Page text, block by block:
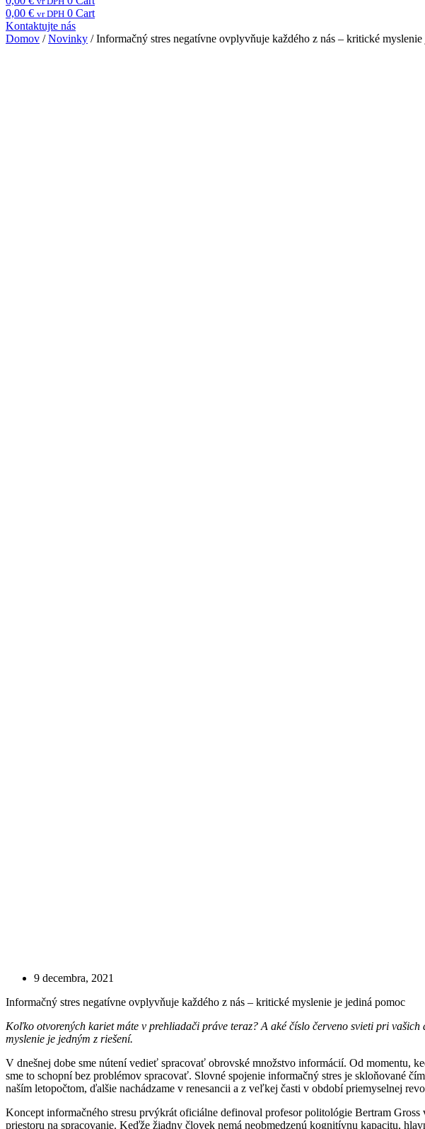
0,00 € vr DPH 0 Cart
Kontaktujte nás
Domov /Novinky / Informačný stres negatívne ovplyvňuje každého z nás – kritické
9 decembra, 2021
Informačný stres negatívne ovplyvňuje každého z nás – kritické myslenie je jediná pomoc
Koľko otvorených kariet máte v prehliadači práve teraz? A aké číslo červeno svieti pri
myslenie je jedným z riešení.
V dnešnej dobe sme nútení vedieť spracovať obrovské množstvo informácií. Od momentu,
sme to schopní bez problémov spracovať. Slovné spojenie informačný stres je skloňované
naším letopočtom, ďalšie nachádzame v renesancii a z veľkej časti v období priemyselnej
Koncept informačného stresu prvýkrát oficiálne definoval profesor politológie Bertram
priestoru na spracovanie. Keďže žiadny človek nemá neobmedzenú kognitívnu kapacitu,